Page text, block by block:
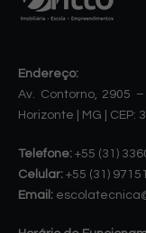
Endereço:
Av. Contorno, 2905
Horizonte | MG | CEP:
Telefone: +55 (31)
Celular: +55 (31)
Email: